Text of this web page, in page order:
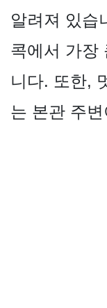
알려져 있습
콕에서 가장
니다. 또한,
는 본관 주